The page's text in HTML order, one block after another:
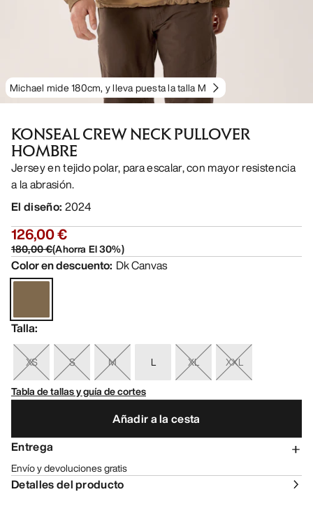
Michael mide 180cm, y lleva puesta la talla M
KONSEAL CREW NECK PULLOVER
HOMBRE
Jersey en tejido polar, para escalar, con mayor resistencia
a la abrasión.
El diseño: 2024
126,00 €
180,00 €(Ahorra El30%)
Color en descuento: Dk Canvas
Talla:
XS S M L XL
XXL
Tabla de tallas y guía de cortes
Añadir a la cesta
Entrega
Envío y devoluciones gratis
Detalles del producto